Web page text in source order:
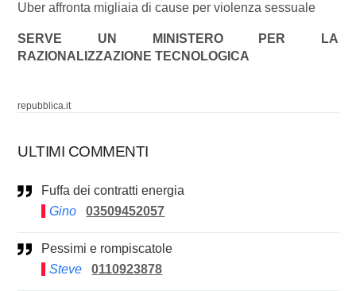
Uber affronta migliaia di cause per violenza sessuale
SERVE UN MINISTERO PER LA
RAZIONALIZZAZIONE TECNOLOGICA
repubblica.it
ULTIMI COMMENTI
Fuffa dei contratti energia
Gino
03509452057
Pessimi e rompiscatole
Steve
0110923878